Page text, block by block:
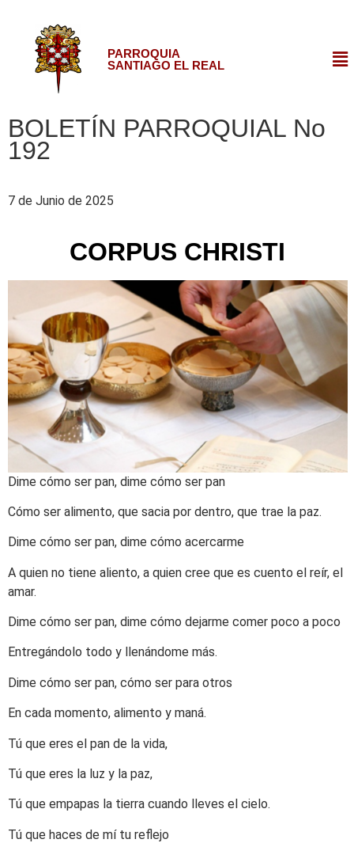
PARROQUIA
SANTIAGO EL REAL
BOLETÍN PARROQUIAL No
192
7 de Junio de 2025
CORPUS CHRISTI
Dime cómo ser pan, dime cómo ser pan
Cómo ser alimento, que sacia por dentro, que trae la paz.
Dime cómo ser pan, dime cómo acercarme
A quien no tiene aliento, a quien cree que es cuento el reír, el
amar.
Dime cómo ser pan, dime cómo dejarme comer poco a poco
Entregándolo todo y llenándome más.
Dime cómo ser pan, cómo ser para otros
En cada momento, alimento y maná.
Tú que eres el pan de la vida,
Tú que eres la luz y la paz,
Tú que empapas la tierra cuando lleves el cielo.
Tú que haces de mí tu reflejo